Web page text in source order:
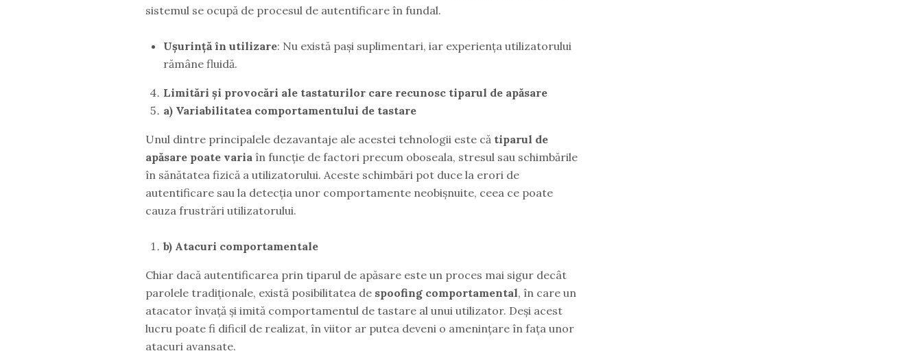
sistemul se ocupă de procesul de autentificare în fundal.
Ușurință în utilizare: Nu există pași suplimentari, iar experiența utilizatorului
rămâne fluidă.
Limitări și provocări ale tastaturilor care recunosc tiparul de apăsare
a) Variabilitatea comportamentului de tastare
Unul dintre principalele dezavantaje ale acestei tehnologii este că tiparul de
apăsare poate varia în funcție de factori precum oboseala, stresul sau schimbările
în sănătatea fizică a utilizatorului. Aceste schimbări pot duce la erori de
autentificare sau la detecția unor comportamente neobișnuite, ceea ce poate
cauza frustrări utilizatorului.
b) Atacuri comportamentale
Chiar dacă autentificarea prin tiparul de apăsare este un proces mai sigur decât
parolele tradiționale, există posibilitatea de spoofing comportamental, în care un
atacator învață și imită comportamentul de tastare al unui utilizator. Deși acest
lucru poate fi dificil de realizat, în viitor ar putea deveni o amenințare în fața unor
atacuri avansate.